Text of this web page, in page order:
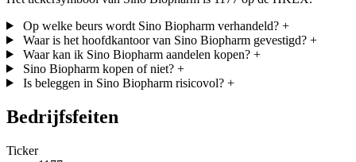
Op welke beurs wordt Sino Biopharm verhandeld? +
Waar is het hoofdkantoor van Sino Biopharm gevestigd? +
Waar kan ik Sino Biopharm aandelen kopen? +
Sino Biopharm kopen of niet? +
Is beleggen in Sino Biopharm risicovol? +
Bedrijfsfeiten
Ticker